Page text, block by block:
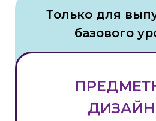
Только для
базового